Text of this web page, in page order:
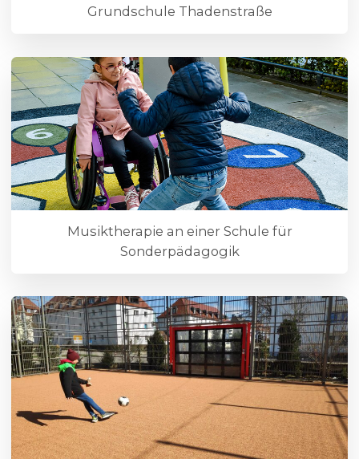
Grundschule Thadenstraße
Musiktherapie an einer Schule für
Sonderpädagogik